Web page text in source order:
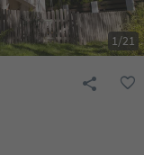
1/21